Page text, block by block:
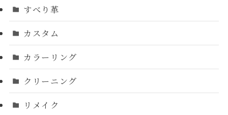
すべり革
カスタム
カラーリング
クリーニング
リメイク